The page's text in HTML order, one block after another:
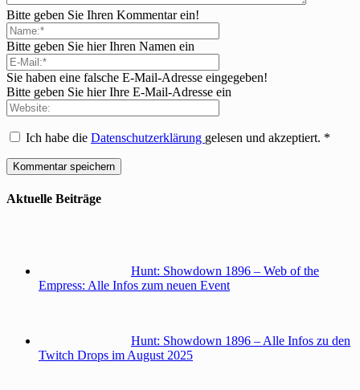
Bitte geben Sie Ihren Kommentar ein!
Bitte geben Sie hier Ihren Namen ein
Sie haben eine falsche E-Mail-Adresse eingegeben!
Bitte geben Sie hier Ihre E-Mail-Adresse ein
Ich habe die Datenschutzerklärung gelesen und akzeptiert. *
Aktuelle Beiträge
Hunt: Showdown 1896 – Web of the
Empress: Alle Infos zum neuen Event
Hunt: Showdown 1896 – Alle Infos zu den
Twitch Drops im August 2025